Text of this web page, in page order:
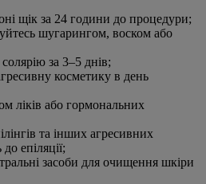
щік за 24 години до процедури;
шугарингом, воском або
за 3–5 днів;
косметику в день
ліків або гормональних
та інших агресивних
епіляції;
засоби для очищення шкіри